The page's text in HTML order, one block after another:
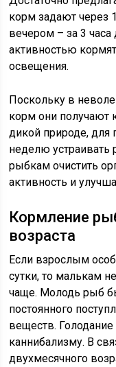
корм задают через
вечером – за 3
активностью
освещения.
Поскольку в
корм они получают
дикой природе, для
неделю устраивать
рыбкам очистить
активность и
Кормление
возраста
Если взрослым
сутки, то малькам
чаще. Молодь рыб
постоянного
веществ.
каннибализму. В
двухмесячного